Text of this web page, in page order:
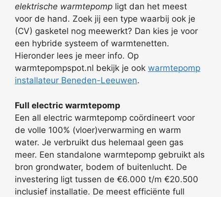
elektrische warmtepomp ligt dan het meest
voor de hand. Zoek jij een type waarbij ook je
(CV) gasketel nog meewerkt? Dan kies je voor
een hybride systeem of warmtenetten.
Hieronder lees je meer info. Op
warmtepompspot.nl bekijk je ook warmtepomp
installateur Beneden-Leeuwen.
Full electric warmtepomp
Een all electric warmtepomp coördineert voor
de volle 100% (vloer)verwarming en warm
water. Je verbruikt dus helemaal geen gas
meer. Een standalone warmtepomp gebruikt als
bron grondwater, bodem of buitenlucht. De
investering ligt tussen de €6.000 t/m €20.500
inclusief installatie. De meest efficiënte full